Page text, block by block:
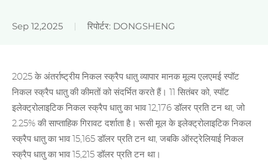
Sep 12,2025 रिपोर्टर: DONGSHENG
2025 के अंतर्राष्ट्रीय निकल स्क्रैप धातुव्यापार मानक मूल्य एलएमई स्पॉट
निकल स्क्रैप धातु की कीमतों को संदर्भित करते हैं। 11 सितंबर को, स्पॉट
इलेक्ट्रोलाइटिक निकल स्क्रैप धातु का भाव 12,176 डॉलर प्रति टन था, जो
2.25% की साप्ताहिक गिरावट दर्शाता है। रूसी मूल के इलेक्ट्रोलाइटिक निकल
स्क्रैप धातु का भाव 15,165 डॉलर प्रति टन था, जबकि ऑस्ट्रेलियाई निकल
स्क्रैप धातु का भाव 15,215 डॉलर प्रति टन था।